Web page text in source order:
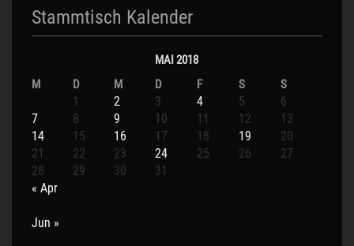
Stammtisch Kalender
MAI 2018
M
D M D F S S
1 2 3 4 5
6
7
8 9 10 11 12
13
14
15 16 17 18 19
20
21
22 23 24 25 26
27
28
29 30
31
« Apr
Jun »